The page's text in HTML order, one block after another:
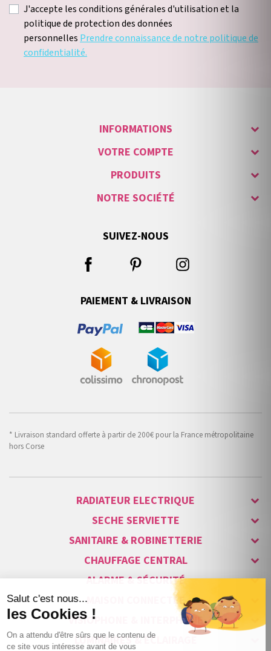
J'accepte les conditions générales d'utilisation et la
politique de protection des données
personnelles Prendre connaissance de notre politique de
confidentialité.
INFORMATIONS
VOTRE COMPTE
PRODUITS
NOTRE SOCIÉTÉ
SUIVEZ-NOUS
PAIEMENT & LIVRAISON
* Livraison standard offerte à partir de 200€ pour la France métropolitaine
hors Corse
RADIATEUR ELECTRIQUE
SECHE SERVIETTE
SANITAIRE & ROBINETTERIE
CHAUFFAGE CENTRAL
ALARME & SÉCURITÉ
MAISON CONNECTÉE
VISIOPHONE & INTERPHONE
LUMINAIRES & ECLAIRAGE